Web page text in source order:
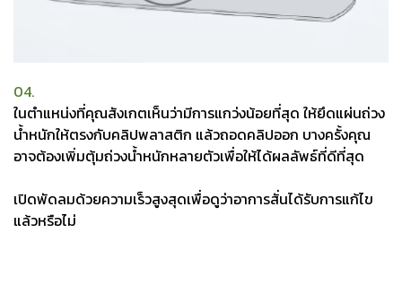
04.
ในตำแหน่งที่คุณสังเกตเห็นว่ามีการแกว่งน้อยที่สุด ให้ยึดแผ่นถ่วง
น้ำหนักให้ตรงกับคลิปพลาสติก แล้วถอดคลิปออก บางครั้งคุณ
อาจต้องเพิ่มตุ้มถ่วงน้ำหนักหลายตัวเพื่อให้ได้ผลลัพธ์ที่ดีที่สุด
เปิดพัดลมด้วยความเร็วสูงสุดเพื่อดูว่าอาการสั่นได้รับการแก้ไข
แล้วหรือไม่